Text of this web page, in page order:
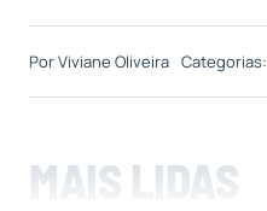
PorViviane Oliveira Categorias:
MAIS LIDAS